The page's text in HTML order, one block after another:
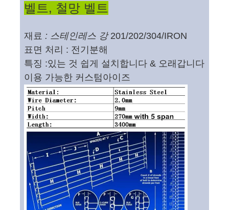
벨트, 철망 벨트
재료 : 스테인레스 강201/202/304/IRON
표면 처리 : 전기분해
특징 :있는 것 쉽게 설치합니다 & 오래갑니다
이용 가능한 커스텀아이즈